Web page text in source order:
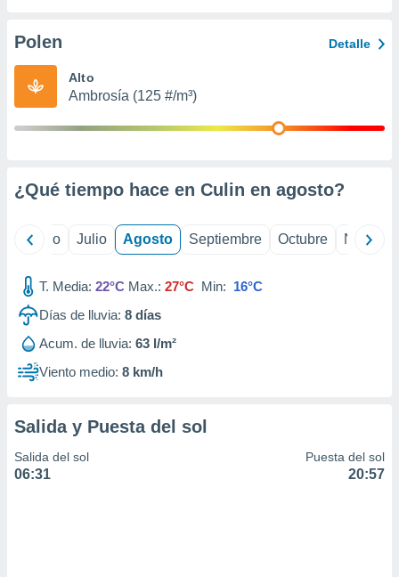
e
mediante
de
Polen Detalle
Alto
Ambrosía (125 #/m³)
¿Qué tiempo hace en Culin en agosto?
Junio Julio Agosto Septiembre Octubre
T. Media: 22°C Max.: 27°C Min: 16°C
Días de lluvia: 8 días
Acum. de lluvia: 63 l/m²
Viento medio: 8 km/h
Salida y Puesta del sol
Salida del sol
06:31
Puesta del sol
20:57